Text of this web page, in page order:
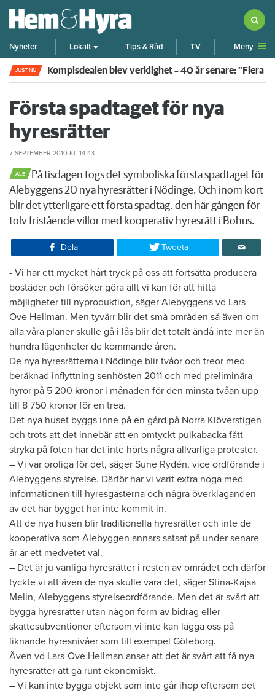
Nyheter Lokalt Tips & Råd TV Meny
JUST NU Rökte inomhus och övergav lägenheten – nu kräver
Första spadtaget för nya
hyresrätter
7 SEPTEMBER 2010 KL 14:43
ALE
​På tisdagen togs det symboliska första spadtaget för
Alebyggens 20 nya hyresrätter i Nödinge, Och inom kort
blir det ytterligare ett första spadtag, den här gången för
tolv fristående villor med kooperativ hyresrätt i Bohus.
Dela Tweeta
​- Vi har ett mycket hårt tryck på oss att fortsätta producera
bostäder och försöker göra allt vi kan för att hitta
möjligheter till nyproduktion, säger Alebyggens vd Lars-
Ove Hellman. Men tyvärr blir det små områden så även om
alla våra planer skulle gå i lås blir det totalt ändå inte mer än
hundra lägenheter de kommande åren.
De nya hyresrätterna i Nödinge blir tvåor och treor med
beräknad inflyttning senhösten 2011 och med preliminära
hyror på 5 200 kronor i månaden för den minsta tvåan upp
till 8 750 kronor för en trea.
Det nya huset byggs inne på en gård på Norra Klöverstigen
och trots att det innebär att en omtyckt pulkabacka fått
stryka på foten har det inte hörts några allvarliga protester.
– Vi var oroliga för det, säger Sune Rydén, vice ordförande i
Alebyggens styrelse. Därför har vi varit extra noga med
informationen till hyresgästerna och några överklaganden
av det här bygget har inte kommit in.
Att de nya husen blir traditionella hyresrätter och inte de
kooperativa som Alebyggen annars satsat på under senare
år är ett medvetet val.
– Det är ju vanliga hyresrätter i resten av området och därför
tyckte vi att även de nya skulle vara det, säger Stina-Kajsa
Melin, Alebyggens styrelseordförande. Men det är svårt att
bygga hyresrätter utan någon form av bidrag eller
skattesubventioner eftersom vi inte kan lägga oss på
liknande hyresnivåer som till exempel Göteborg.
Även vd Lars-Ove Hellman anser att det är svårt att få nya
hyresrätter att gå runt ekonomiskt.
– Vi kan inte bygga objekt som inte går ihop eftersom det